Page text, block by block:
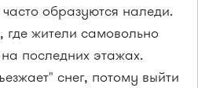
образуются наледи.
где жители самовольно
последних этажах.
снег, потому выйти